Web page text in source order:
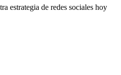
estrategia de redes sociales hoy